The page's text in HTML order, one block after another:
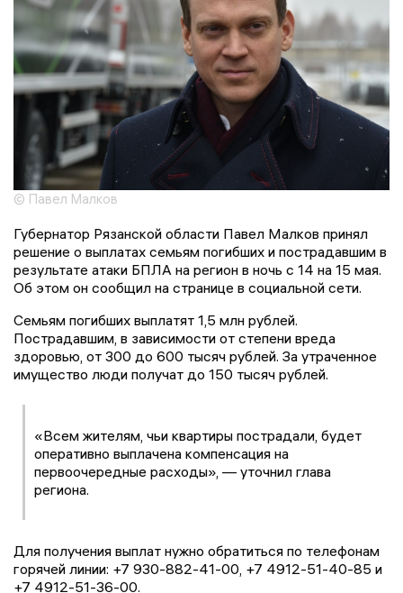
© Павел Малков
Губернатор Рязанской области Павел Малков принял
решение о выплатах семьям погибших и пострадавшим в
результате атаки БПЛА на регион в ночь с 14 на 15 мая.
Об этом он сообщил на странице в социальной сети.
Семьям погибших выплатят 1,5 млн рублей.
Пострадавшим, в зависимости от степени вреда
здоровью, от 300 до 600 тысяч рублей. За утраченное
имущество люди получат до 150 тысяч рублей.
«Всем жителям, чьи квартиры пострадали, будет
оперативно выплачена компенсация на
первоочередные расходы», — уточнил глава
региона.
Для получения выплат нужно обратиться по телефонам
горячей линии: +7 930-882-41-00, +7 4912-51-40-85 и
+7 4912-51-36-00.